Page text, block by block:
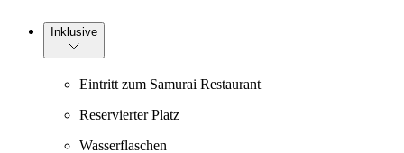
Inklusive
Eintritt zum Samurai Restaurant
Reservierter Platz
Wasserflaschen